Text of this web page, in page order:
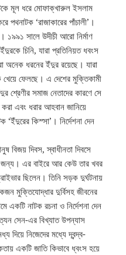
মূল ধরে মোফাক্খারুল ইসলাম
পথনাটক ‘রাজাকারের পাঁচালী’।
১৯৯১ সালে উদীচী আরো নির্মাণ
চিনি, যারা প্রতিনিয়ত ধবংস
ধরনের ইঁদুর রয়েছে। যারা
ফেলছে। এ দেশের মুক্তিকামী
শ্রেণীর সমাজ নেতাদের কারণে সে
এবং ধরার আহবান জানিয়ে
‘ইঁদুরের কিস্সা’। নির্দেশনা দেন
বিজয় দিবস, স্বাধীনতা দিবসে
জন্য। এর বাইরে আর কেউ তার খবর
ছিলেন। তিনি সড়ক দুর্ঘটনায়
মুক্তিযোদ্ধার দুর্বিসহ জীবনের
একটি নাটক রচনা ও নির্দেশনা দেন
সেন-এর বিখ্যাত উপন্যাস
দিয়ে নিজেদের মধ্যে দ্বন্দ্ব-
একটি জাতি কিভাবে ধ্বংস হয়ে